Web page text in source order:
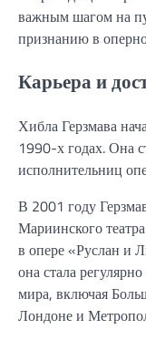
важным шагом на
признанию в
Карьера и
Хибла Герзмава
1990-х годах. Она
исполнительниц
В 2001 году
Мариинского
в опере «Руслан и
она стала
мира, включая
Лондоне и